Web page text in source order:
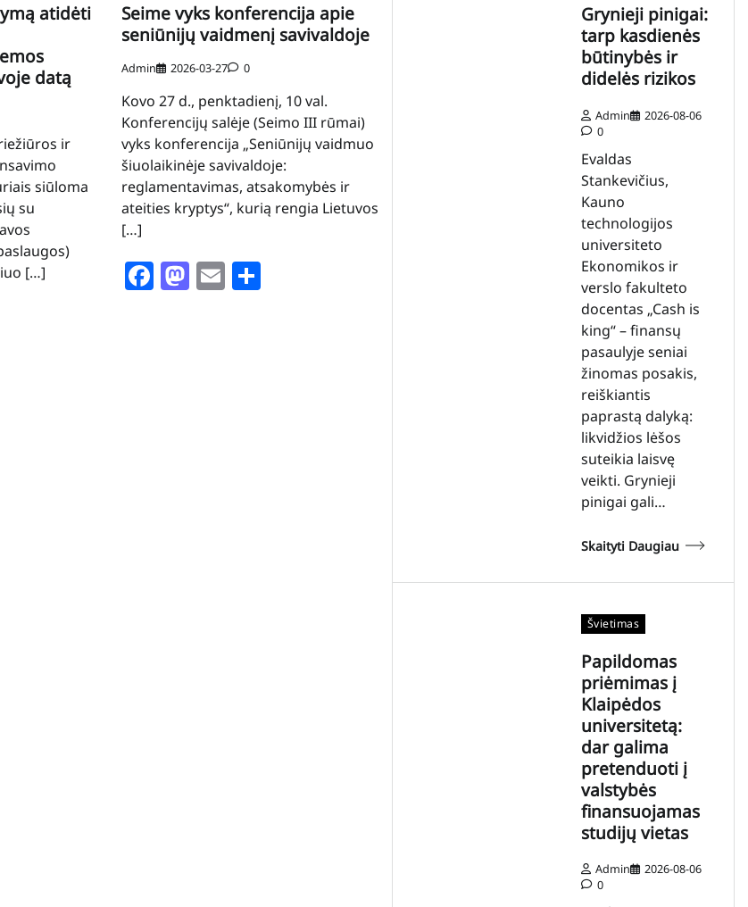
atidėti
datą
ir
siūloma
su
[…]
Seime vyks konferencija apie
seniūnijų vaidmenį savivaldoje
Admin 2026-03-27 0
Kovo 27 d., penktadienį, 10 val.
Konferencijų salėje (Seimo III rūmai)
vyks konferencija „Seniūnijų vaidmuo
šiuolaikinėje savivaldoje:
reglamentavimas, atsakomybės ir
ateities kryptys“, kurią rengia Lietuvos
[…]
Facebook
Mastodon
EmailShare
Grynieji pinigai:
tarp kasdienės
būtinybės ir
didelės rizikos
Admin
2026-08-06
0
Evaldas
Stankevičius,
Kauno
technologijos
universiteto
Ekonomikos ir
verslo fakulteto
docentas „Cash is
king“ – finansų
pasaulyje seniai
žinomas posakis,
reiškiantis
paprastą dalyką:
likvidžios lėšos
suteikia laisvę
veikti. Grynieji
pinigai gali…
Skaityti Daugiau
Švietimas
Papildomas
priėmimas į
Klaipėdos
universitetą:
dar galima
pretenduoti į
valstybės
finansuojamas
studijų vietas
Admin
2026-08-06
0